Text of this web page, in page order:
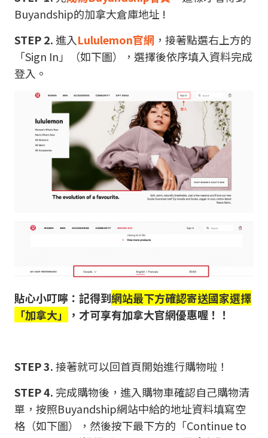
Buyandship的加拿大倉庫地址 !
STEP 2. 進入Lululemon官網 ，接著點選右上方的
「Sign In」（如下圖），選擇後依序填入資料完成
登入。
貼心小叮嚀：記得到網站最下方確認寄送國家選擇
「加拿大」
，才可享有加拿大官網優惠喔！！
STEP 3.接著就可以回首頁開始進行購物啦！
STEP 4. 完成購物後，進入購物車確認自己購物清
單，按照Buyandship網站中給的地址資料填寫空
格（如下圖），然後按下最下方的「Continue to